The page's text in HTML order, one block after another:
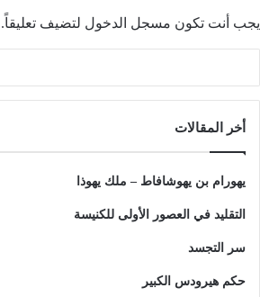
يجب أنت تكون مسجل الدخول لتضيف تعليقاً.
أخر المقالات
يهورام بن يهوشافاط – ملك يهوذا
التقليد في العصور الأولى للكنيسة
سر التجسد
حكم هيرودس الكبير